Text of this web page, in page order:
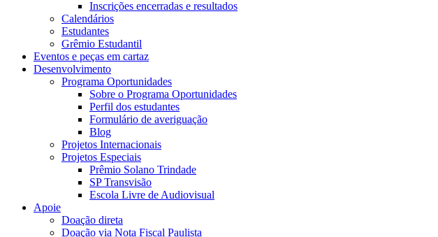
Inscrições encerradas e resultados
Calendários
Estudantes
Grêmio Estudantil
Eventos e peças em cartaz
Desenvolvimento
Programa Oportunidades
Sobre o Programa Oportunidades
Perfil dos estudantes
Formulário de averiguação
Blog
Projetos Internacionais
Projetos Especiais
Prêmio Solano Trindade
SP Transvisão
Escola Livre de Audiovisual
Apoie
Doação direta
Doação via Nota Fiscal Paulista